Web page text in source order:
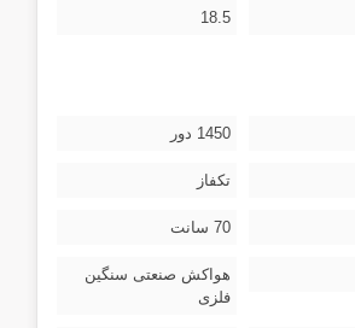
18.5
1450 دور
تکفاز
70 سانت
هواکش صنعتی سنگین
فلزی